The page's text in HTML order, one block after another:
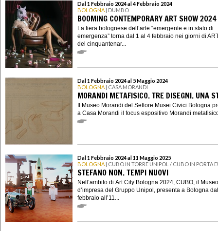
Dal 1 Febbraio 2024 al 4 Febbraio 2024
BOLOGNA | DUMBO
BOOMING CONTEMPORARY ART SHOW 2024
La fiera bolognese dell’arte “emergente e in stato di
emergenza” torna dal 1 al 4 febbraio nei giorni di
del cinquantenar...
Dal 1 Febbraio 2024 al 5 Maggio 2024
BOLOGNA | CASA MORANDI
MORANDI METAFISICO. TRE DISEGNI. UNA
Il Museo Morandi del Settore Musei Civici Bologna
a Casa Morandi il focus espositivo Morandi
Dal 1 Febbraio 2024 al 11 Maggio 2025
BOLOGNA | CUBO IN TORRE UNIPOL / CUBO IN PORTA
STEFANO NON. TEMPI NUOVI
Nell’ambito di Art City Bologna 2024, CUBO, il Museo
d’impresa del Gruppo Unipol, presenta a Bologna
febbraio all’11...